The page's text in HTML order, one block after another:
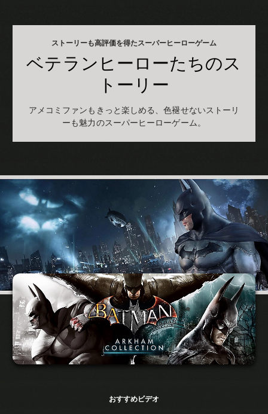
ストーリーも高評価を得たスーパーヒーローゲーム
ベテランヒーローたちのス
トーリー
アメコミファンもきっと楽しめる、色褪せないストーリ
ーも魅力のスーパーヒーローゲーム。
おすすめビデオ